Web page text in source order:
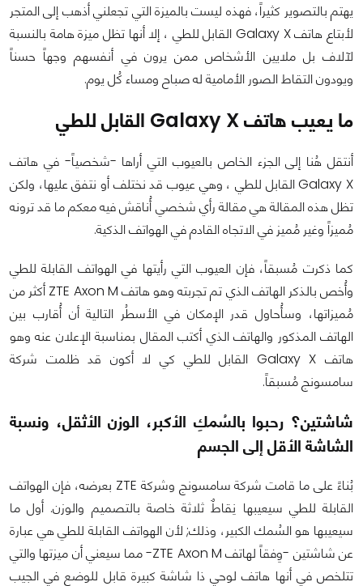
يهتم بالتصوير كثيراً، فهذه ليست بالميزة التي تجعلني أذهب إلى المتجر
لأبتاع هاتف Galaxy X القابل للطي ، إلا أنها تظل ميزة هامة بالنسبة
لآلاف بل ملايين الأشخاص ممن يرون في أنفسهم وجهاً حسناً
ويودون التقاط الصور الأمامية له صباح ومساء كُل يوم.
ما يعيب هاتف Galaxy X القابل للطي
أنتقل هُنا إلى الجزء الخاص بالعيوب التي أراها -شخصياً- في هاتف
Galaxy X القابل للطي ، وهي عيوب قد نختلف أو نتفق عليها، ولكن
تظل هذه المقالة هي مقالة رأي شخصي أُناقش فيه معكم ما قد ترونه
مُميزاً وغير مُميز في الاتجاه القادم في الهواتف الذكية.
كما ذكرت مُسبقاً، فإن العيوب التي رأيتها في الهواتف القابلة للطي
وأُخص بالذكر الهاتف الذي تم تجربته وهو هاتف ZTE Axon M أكثر من
مُميزاتها، وسأُحاول قدر الإمكان في الأسطُر التالية أن أُقارب بين
الهاتف المذكور والهاتف الذي أكتب المقال بمناسبة الإعلان عنه وهو
هاتف Galaxy X القابل للطي كي لا أكون قد ظلمت شركة
سامسونج مُسبقاً.
شاشتين؟ رحبوا بالسُمكِ الأكبر، الوزن الأثقل، ونسبة
الشاشة الأقل إلى الجسم
بُناءً على ما قامت شركة سامسونج وشركة ZTE بعرضه، فإن الهواتف
القابلة للطي سيعيبها نِقاطٌ ثلاثة خاصة بالتصميم والوزن. أول ما
سيعيبها هو السُمك الكبير، وذلك; لأن الهواتف القابلة للطي هي عبارة
عن شاشتين -وِفقاً لهاتف ZTE Axon M- مما سيعني أن ميزتها والتي
تتلخص في أنها هاتف لوحي ذا شاشة كبيرة قابل للوضع في الجيب